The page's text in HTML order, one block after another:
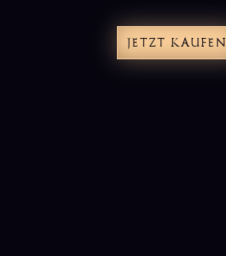
JETZT KAUFEN